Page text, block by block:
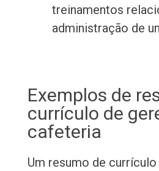
treinamentos
administração de
Exemplos de
currículo de
cafeteria
Um resumo de